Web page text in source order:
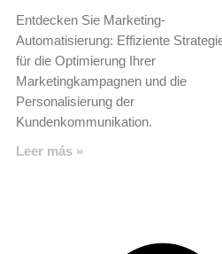
Entdecken Sie Marketing-
Automatisierung: Effiziente
für die Optimierung Ihrer
Marketingkampagnen und die
Personalisierung der
Kundenkommunikation.
Leer más »